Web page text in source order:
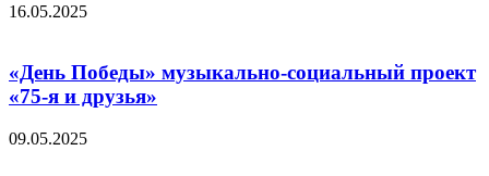
16.05.2025
«День Победы» музыкально-социальный проект
«75-я и друзья»
09.05.2025